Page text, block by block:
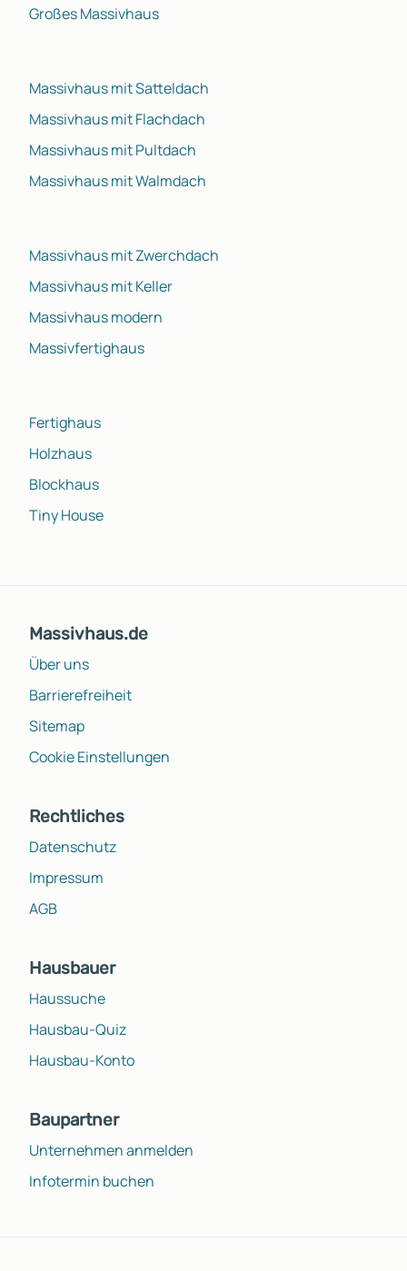
Großes Massivhaus
Massivhaus mit Satteldach
Massivhaus mit Flachdach
Massivhaus mit Pultdach
Massivhaus mit Walmdach
Massivhaus mit Zwerchdach
Massivhaus mit Keller
Massivhaus modern
Massivfertighaus
Fertighaus
Holzhaus
Blockhaus
Tiny House
Massivhaus.de
Über uns
Barrierefreiheit
Sitemap
Cookie Einstellungen
Rechtliches
Datenschutz
Impressum
AGB
Hausbauer
Haussuche
Hausbau-Quiz
Hausbau-Konto
Baupartner
Unternehmen anmelden
Infotermin buchen